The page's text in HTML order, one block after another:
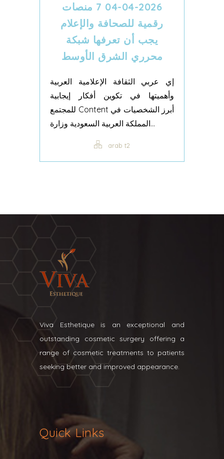
2026-04-04 7 منصات
رقمية للصحافة والإعلام
يجب أن تعرفها شبكة
محرري الشرق الأوسط
إي عربي الثقافة الإعلامية العربية
وأهميتها في تكوين أفكار إيجابية
للمجتمع Content أبرز الشخصيات في
المملكة العربية السعودية وزارة...
arab t2
Viva Esthetique is an exceptional and
outstanding cosmetic surgery offering a
range of cosmetic treatments to patients
seeking better and improved appearance.
Quick Links